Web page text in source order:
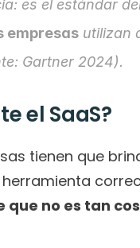
es el estándar
empresas utilizan
Gartner 2024).
el SaaS?
tienen que
herramienta
no es tan